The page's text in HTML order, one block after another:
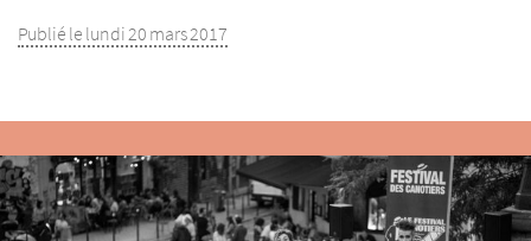
Publié le lundi 20 mars 2017